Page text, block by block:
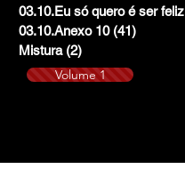
03.10.Eu só quero é ser feliz
03.10.Anexo 10 (41)
Mistura (2)
Volume 1